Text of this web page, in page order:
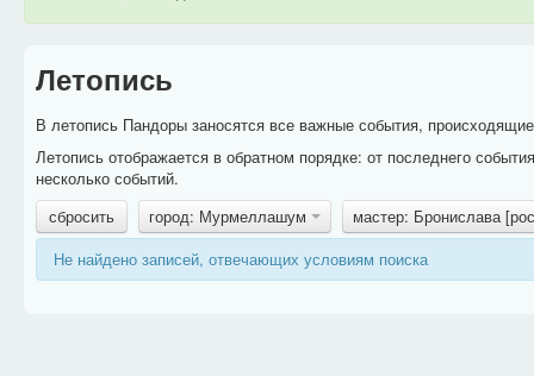
Летопись
В летопись Пандоры заносятся все важные события,
Летопись отображается в обратном порядке: от последнего
несколько событий.
сбросить
город: Мурмеллашум
мастер: Бронислава
Не найдено записей, отвечающих условиям поиска